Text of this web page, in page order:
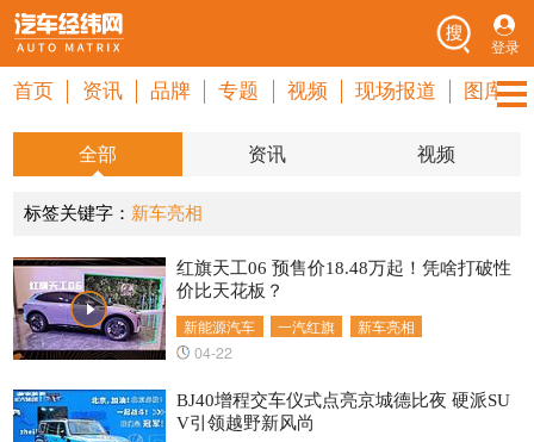
登录
首页 资讯 品牌 专题 视频 现场报道 图库
全部 资讯 视频
标签关键字： 新车亮相
新能源汽车 一汽红旗 新车亮相
红旗天工06 预售价18.48万起！凭啥打破性
价比天花板？
04-22
BJ40增程交车仪式点亮京城德比夜 硬派SU
V引领越野新风尚